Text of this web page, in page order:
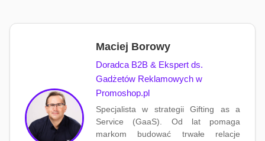
Maciej Borowy
Doradca B2B & Ekspert ds.
Gadżetów Reklamowych w
Promoshop.pl
Specjalista w strategii Gifting as a
Service (GaaS). Od lat pomaga
markom budować trwałe relacje